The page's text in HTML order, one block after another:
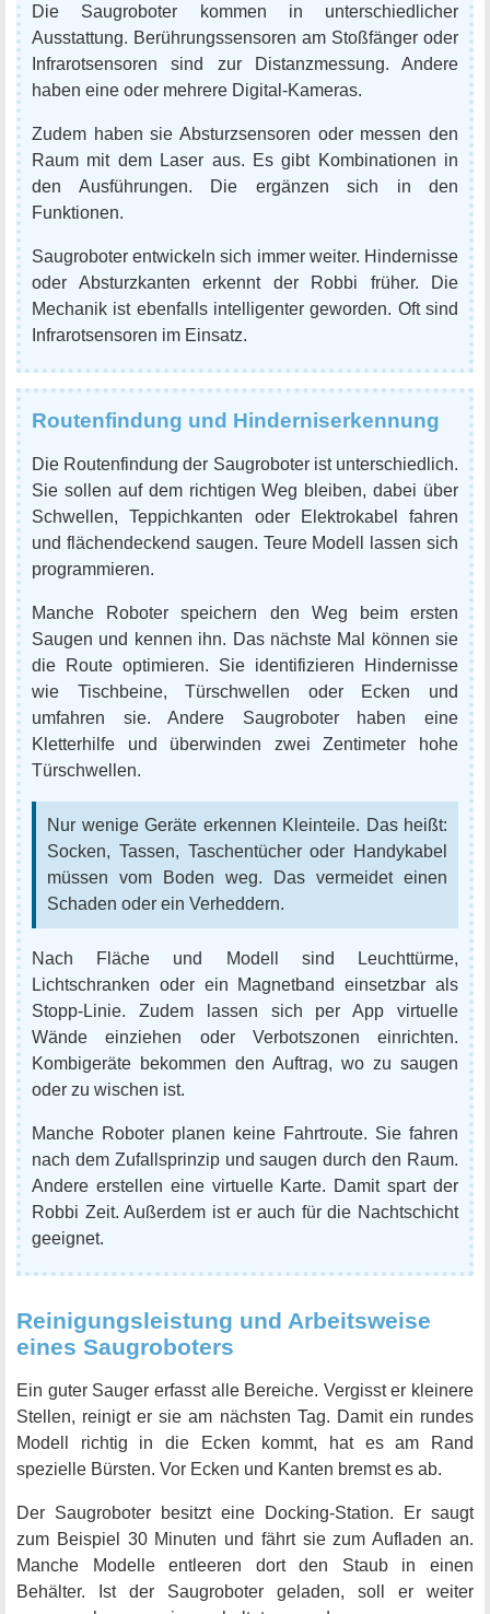
Die Saugroboter kommen in unterschiedlicher
Ausstattung. Berührungssensoren am Stoßfänger oder
Infrarotsensoren sind zur Distanzmessung. Andere
haben eine oder mehrere Digital-Kameras.
Zudem haben sie Absturzsensoren oder messen den
Raum mit dem Laser aus. Es gibt Kombinationen in
den Ausführungen. Die ergänzen sich in den
Funktionen.
Saugroboter entwickeln sich immer weiter. Hindernisse
oder Absturzkanten erkennt der Robbi früher. Die
Mechanik ist ebenfalls intelligenter geworden. Oft sind
Infrarotsensoren im Einsatz.
Routenfindung und Hinderniserkennung
Die Routenfindung der Saugroboter ist unterschiedlich.
Sie sollen auf dem richtigen Weg bleiben, dabei über
Schwellen, Teppichkanten oder Elektrokabel fahren
und flächendeckend saugen. Teure Modell lassen sich
programmieren.
Manche Roboter speichern den Weg beim ersten
Saugen und kennen ihn. Das nächste Mal können sie
die Route optimieren. Sie identifizieren Hindernisse
wie Tischbeine, Türschwellen oder Ecken und
umfahren sie. Andere Saugroboter haben eine
Kletterhilfe und überwinden zwei Zentimeter hohe
Türschwellen.
Nur wenige Geräte erkennen Kleinteile. Das heißt:
Socken, Tassen, Taschentücher oder Handykabel
müssen vom Boden weg. Das vermeidet einen
Schaden oder ein Verheddern.
Nach Fläche und Modell sind Leuchttürme,
Lichtschranken oder ein Magnetband einsetzbar als
Stopp-Linie. Zudem lassen sich per App virtuelle
Wände einziehen oder Verbotszonen einrichten.
Kombigeräte bekommen den Auftrag, wo zu saugen
oder zu wischen ist.
Manche Roboter planen keine Fahrtroute. Sie fahren
nach dem Zufallsprinzip und saugen durch den Raum.
Andere erstellen eine virtuelle Karte. Damit spart der
Robbi Zeit. Außerdem ist er auch für die Nachtschicht
geeignet.
Reinigungsleistung und Arbeitsweise
eines Saugroboters
Ein guter Sauger erfasst alle Bereiche. Vergisst er kleinere
Stellen, reinigt er sie am nächsten Tag. Damit ein rundes
Modell richtig in die Ecken kommt, hat es am Rand
spezielle Bürsten. Vor Ecken und Kanten bremst es ab.
Der Saugroboter besitzt eine Docking-Station. Er saugt
zum Beispiel 30 Minuten und fährt sie zum Aufladen an.
Manche Modelle entleeren dort den Staub in einen
Behälter. Ist der Saugroboter geladen, soll er weiter